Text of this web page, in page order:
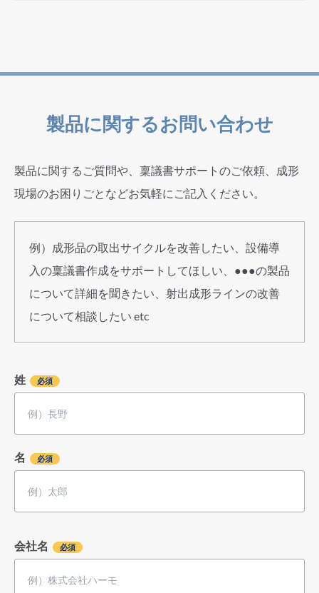
製品に関するお問い合わせ
製品に関するご質問や、稟議書サポートのご依頼、成形
現場のお困りごとなどお気軽にご記入ください。
例）成形品の取出サイクルを改善したい、設備導
入の稟議書作成をサポートしてほしい、●●●の製品
について詳細を聞きたい、射出成形ラインの改善
について相談したい etc
姓
名
会社名